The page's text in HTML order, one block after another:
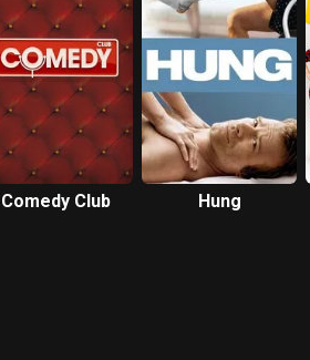
Comedy Club Hung